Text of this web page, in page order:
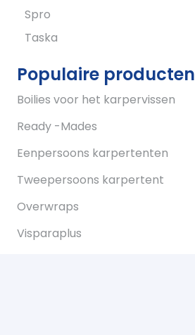
Spro
Taska
Populaire producten
Boilies voor het karpervissen
Ready -Mades
Eenpersoons karpertenten
Tweepersoons karpertent
Overwraps
Visparaplus